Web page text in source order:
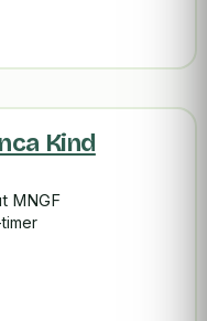
Kind
MNGF